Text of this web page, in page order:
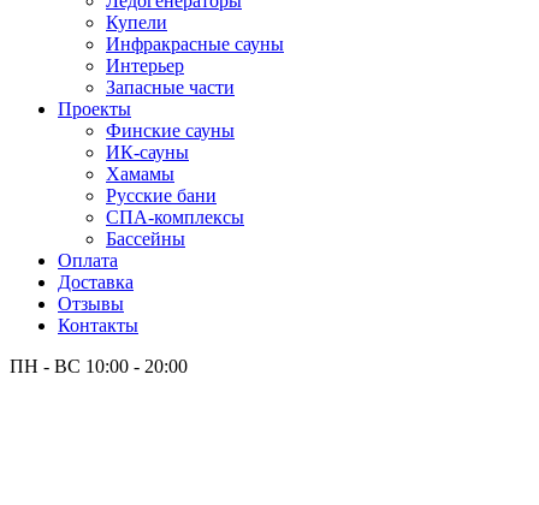
Купели
Инфракрасные сауны
Интерьер
Запасные части
Проекты
Финские сауны
ИК-сауны
Хамамы
Русские бани
СПА-комплексы
Бассейны
Оплата
Доставка
Отзывы
Контакты
ПН - ВС 10:00 - 20:00